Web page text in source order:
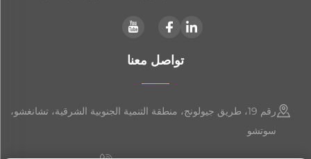
تواصل معنا
رقم 19، طريق جيولونج، منطقة التنمية الجنوبية الشرقية، تشانغشو،
سوتشو